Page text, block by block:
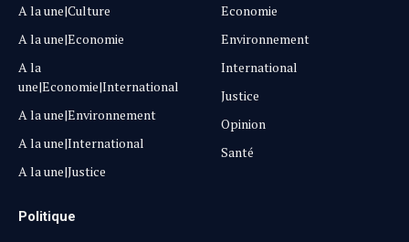
A la une|Culture
A la une|Economie
A la
une|Economie|International
A la une|Environnement
A la une|International
A la une|Justice
Economie
Environnement
International
Justice
Opinion
Santé
Politique